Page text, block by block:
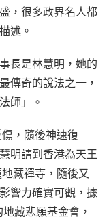
，很多政界名人都
述。
長是林慧明，她的
傳奇的說法之一，
師」。
，隨後神速復
明請到香港為天王
藏禪寺，隨後又
響力確實可觀，據
藏悲願基金會，